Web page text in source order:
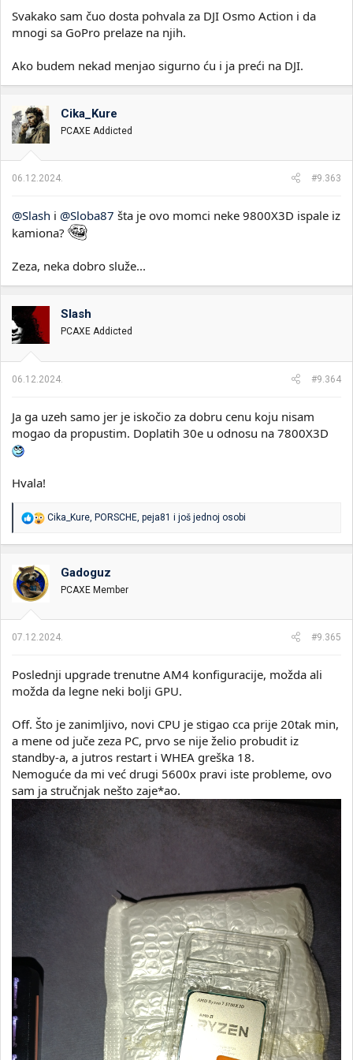
Svakako sam čuo dosta pohvala za DJI Osmo Action i da
mnogi sa GoPro prelaze na njih.
Ako budem nekad menjao sigurno ću i ja preći na DJI.
Cika_Kure
PCAXE Addicted
06.12.2024. #9.363
@Slash i @Sloba87 šta je ovo momci neke 9800X3D ispale iz
kamiona?
Zeza, neka dobro služe...
Slash
PCAXE Addicted
06.12.2024. #9.364
Ja ga uzeh samo jer je iskočio za dobru cenu koju nisam
mogao da propustim. Doplatih 30e u odnosu na 7800X3D
Hvala!
R
v
a
j
:
Cika_Kure PORSCHE peja81 i još jednoj osobi
Gadoguz
PCAXE Member
07.12.2024. #9.365
Poslednji upgrade trenutne AM4 konfiguracije, možda ali
možda da legne neki bolji GPU.
Off. Što je zanimljivo, novi CPU je stigao cca prije 20tak min,
a mene od juče zeza PC, prvo se nije želio probudit iz
standby-a, a jutros restart i WHEA greška 18.
Nemoguće da mi već drugi 5600x pravi iste probleme, ovo
sam ja stručnjak nešto zaje*ao.